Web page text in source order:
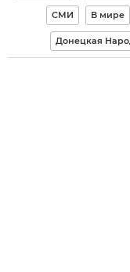
СМИ В мире
Донецкая